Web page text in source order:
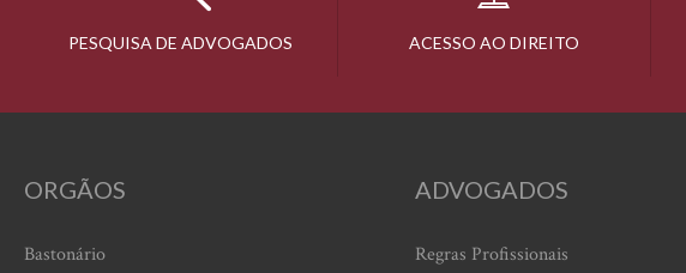
PESQUISA DE ADVOGADOS ACESSO AO DIREITO
ORGÃOS
Bastonário
ADVOGADOS
Regras Profissionais